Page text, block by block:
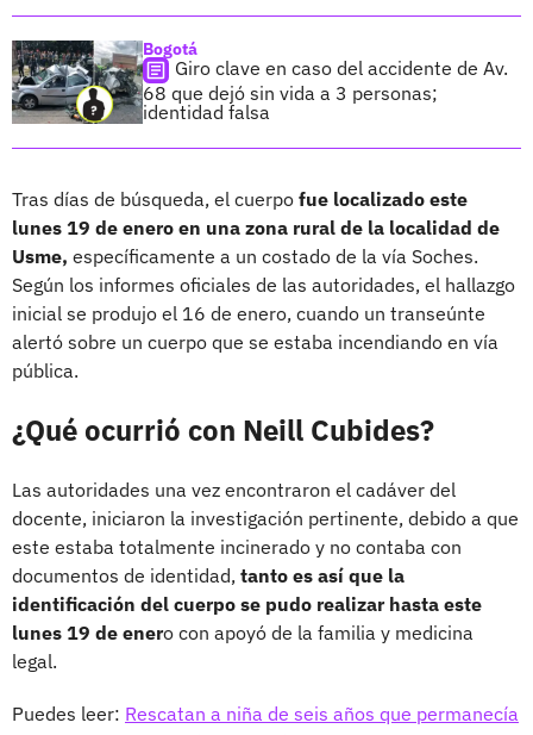
Bogotá
Giro clave en caso del accidente de Av.
68 que dejó sin vida a 3 personas;
identidad falsa
Tras días de búsqueda, el cuerpo fue localizado este
lunes 19 de enero en una zona rural de la localidad de
Usme, específicamente a un costado de la vía Soches.
Según los informes oficiales de las autoridades, el hallazgo
inicial se produjo el 16 de enero, cuando un transeúnte
alertó sobre un cuerpo que se estaba incendiando en vía
pública.
¿Qué ocurrió con Neill Cubides?
Las autoridades una vez encontraron el cadáver del
docente, iniciaron la investigación pertinente, debido a que
este estaba totalmente incinerado y no contaba con
documentos de identidad, tanto es así que la
identificación del cuerpo se pudo realizar hasta este
lunes 19 de enero con apoyó de la familia y medicina
legal.
Puedes leer: Rescatan a niña de seis años que permanecía